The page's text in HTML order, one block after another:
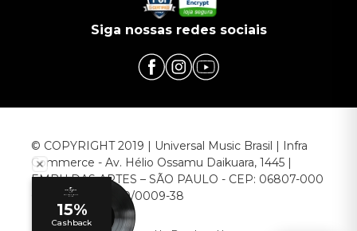
Siga nossas redes sociais
© COPYRIGHT 2019 | Universal Music Brasil | Infra
Commerce - Av. Hélio Ossamu Daikuara, 1445 |
EMBU DAS ARTES – SÃO PAULO - CEP: 06807-000
CNPJ: 00.952.789/0009-38